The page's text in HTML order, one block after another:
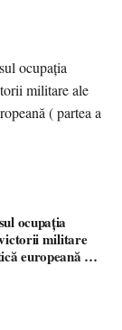
ocupația
militare
europeană (